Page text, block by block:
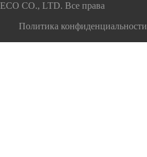
CO., LTD. Все права
Политика конфиденциальности